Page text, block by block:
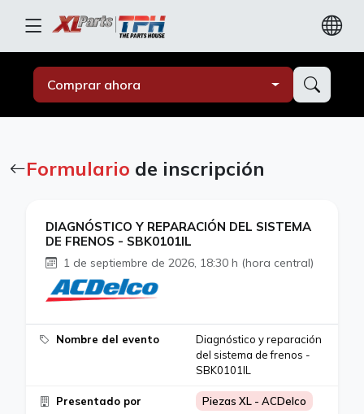
Comprar ahora
Formulario de inscripción
DIAGNÓSTICO Y REPARACIÓN DEL SISTEMA
DE FRENOS - SBK0101IL
1 de septiembre de 2026, 18:30 h (hora central)
Nombre del evento
Diagnóstico y reparación
del sistema de frenos -
SBK0101IL
Presentado por Piezas XL - ACDelco